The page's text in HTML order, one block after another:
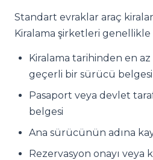
Standart evraklar araç
Kiralama şirketleri genellikle
Kiralama tarihinden en az
geçerli bir sürücü belgesi
Pasaport veya devlet
belgesi
Ana sürücünün adına
Rezervasyon onayı veya